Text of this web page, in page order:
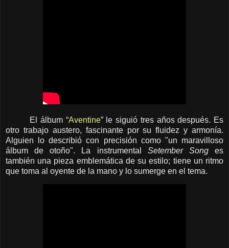
El álbum “Aventine” le siguió tres años después. Es
otro trabajo austero, fascinante por su fluidez y armonía.
Alguien lo describió con precisión como "un maravilloso
álbum de otoño". La instrumental Setember Songes
también una pieza emblemática de su estilo; tiene un ritmo
que toma al oyente de la mano y lo sumerge en el tema.